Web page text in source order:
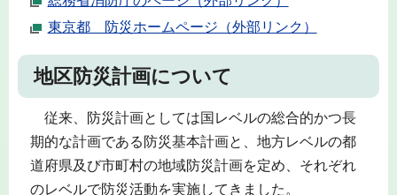
東京都 防災ホームページ（外部リンク）
地区防災計画について
従来、防災計画としては国レベルの総合的かつ長
期的な計画である防災基本計画と、地方レベルの都
道府県及び市町村の地域防災計画を定め、それぞれ
のレベルで防災活動を実施してきました。